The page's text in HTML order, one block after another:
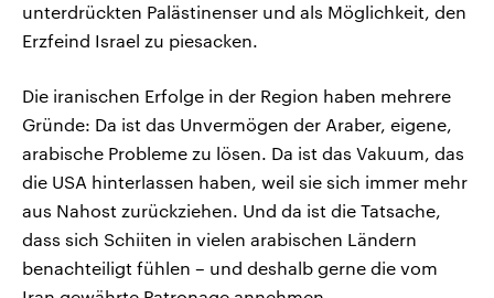
unterdrückten Palästinenser und als Möglichkeit, den
Erzfeind Israel zu piesacken.
Die iranischen Erfolge in der Region haben mehrere
Gründe: Da ist das Unvermögen der Araber, eigene,
arabische Probleme zu lösen. Da ist das Vakuum, das
die USA hinterlassen haben, weil sie sich immer mehr
aus Nahost zurückziehen. Und da ist die Tatsache,
dass sich Schiiten in vielen arabischen Ländern
benachteiligt fühlen – und deshalb gerne die vom